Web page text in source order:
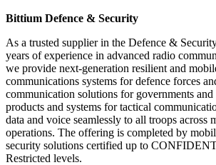
Bittium Defence & Security
As a trusted supplier in the Defence &
years of experience in advanced radio
we provide next-generation resilient and
communications systems for defence forces
communication solutions for governments
products and systems for tactical
data and voice seamlessly to all troops across
operations. The offering is completed by
security solutions certified up to
Restricted levels.